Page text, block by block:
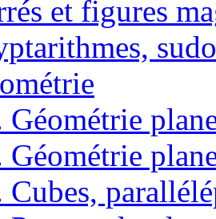
et figures
Géométrie
Géométrie
Cubes,